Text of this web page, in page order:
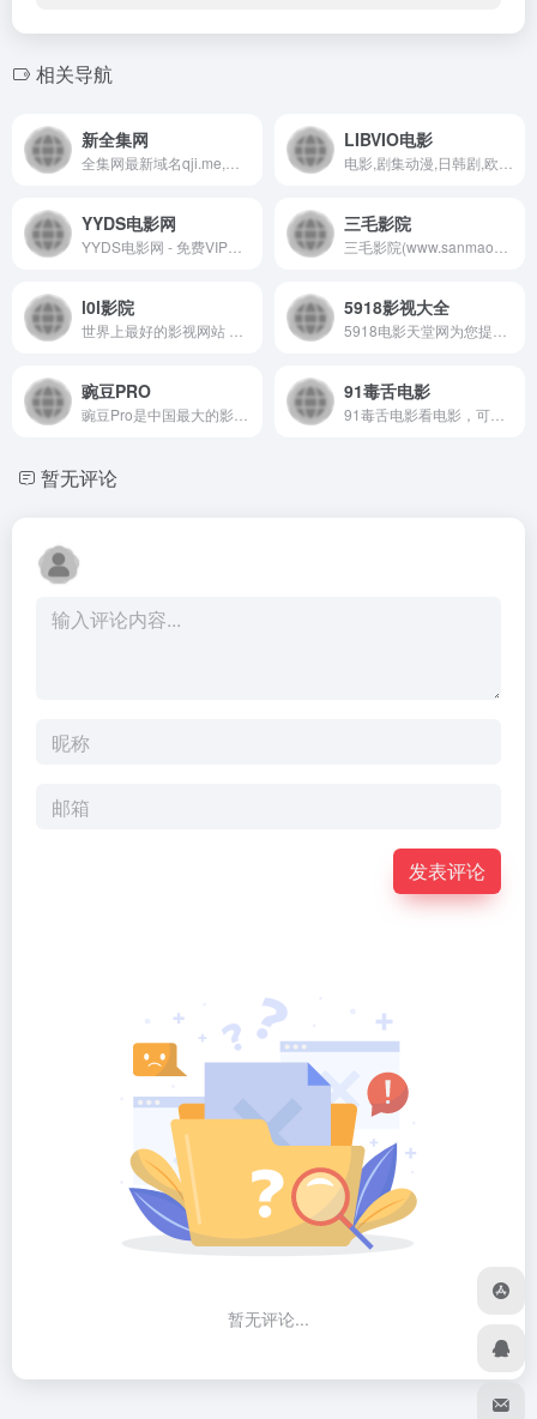
相关导航
新全集网 LIBVIO电影
YYDS电影网 三毛影院
l0l影院 5918影视大全
豌豆PRO 91毒舌电影
暂无评论
发表评论
暂无评论...